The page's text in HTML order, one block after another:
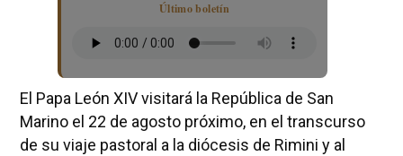
Último boletín
El Papa León XIV visitará la República de San
Marino el 22 de agosto próximo, en el transcurso
de su viaje pastoral a la diócesis de Rimini y al